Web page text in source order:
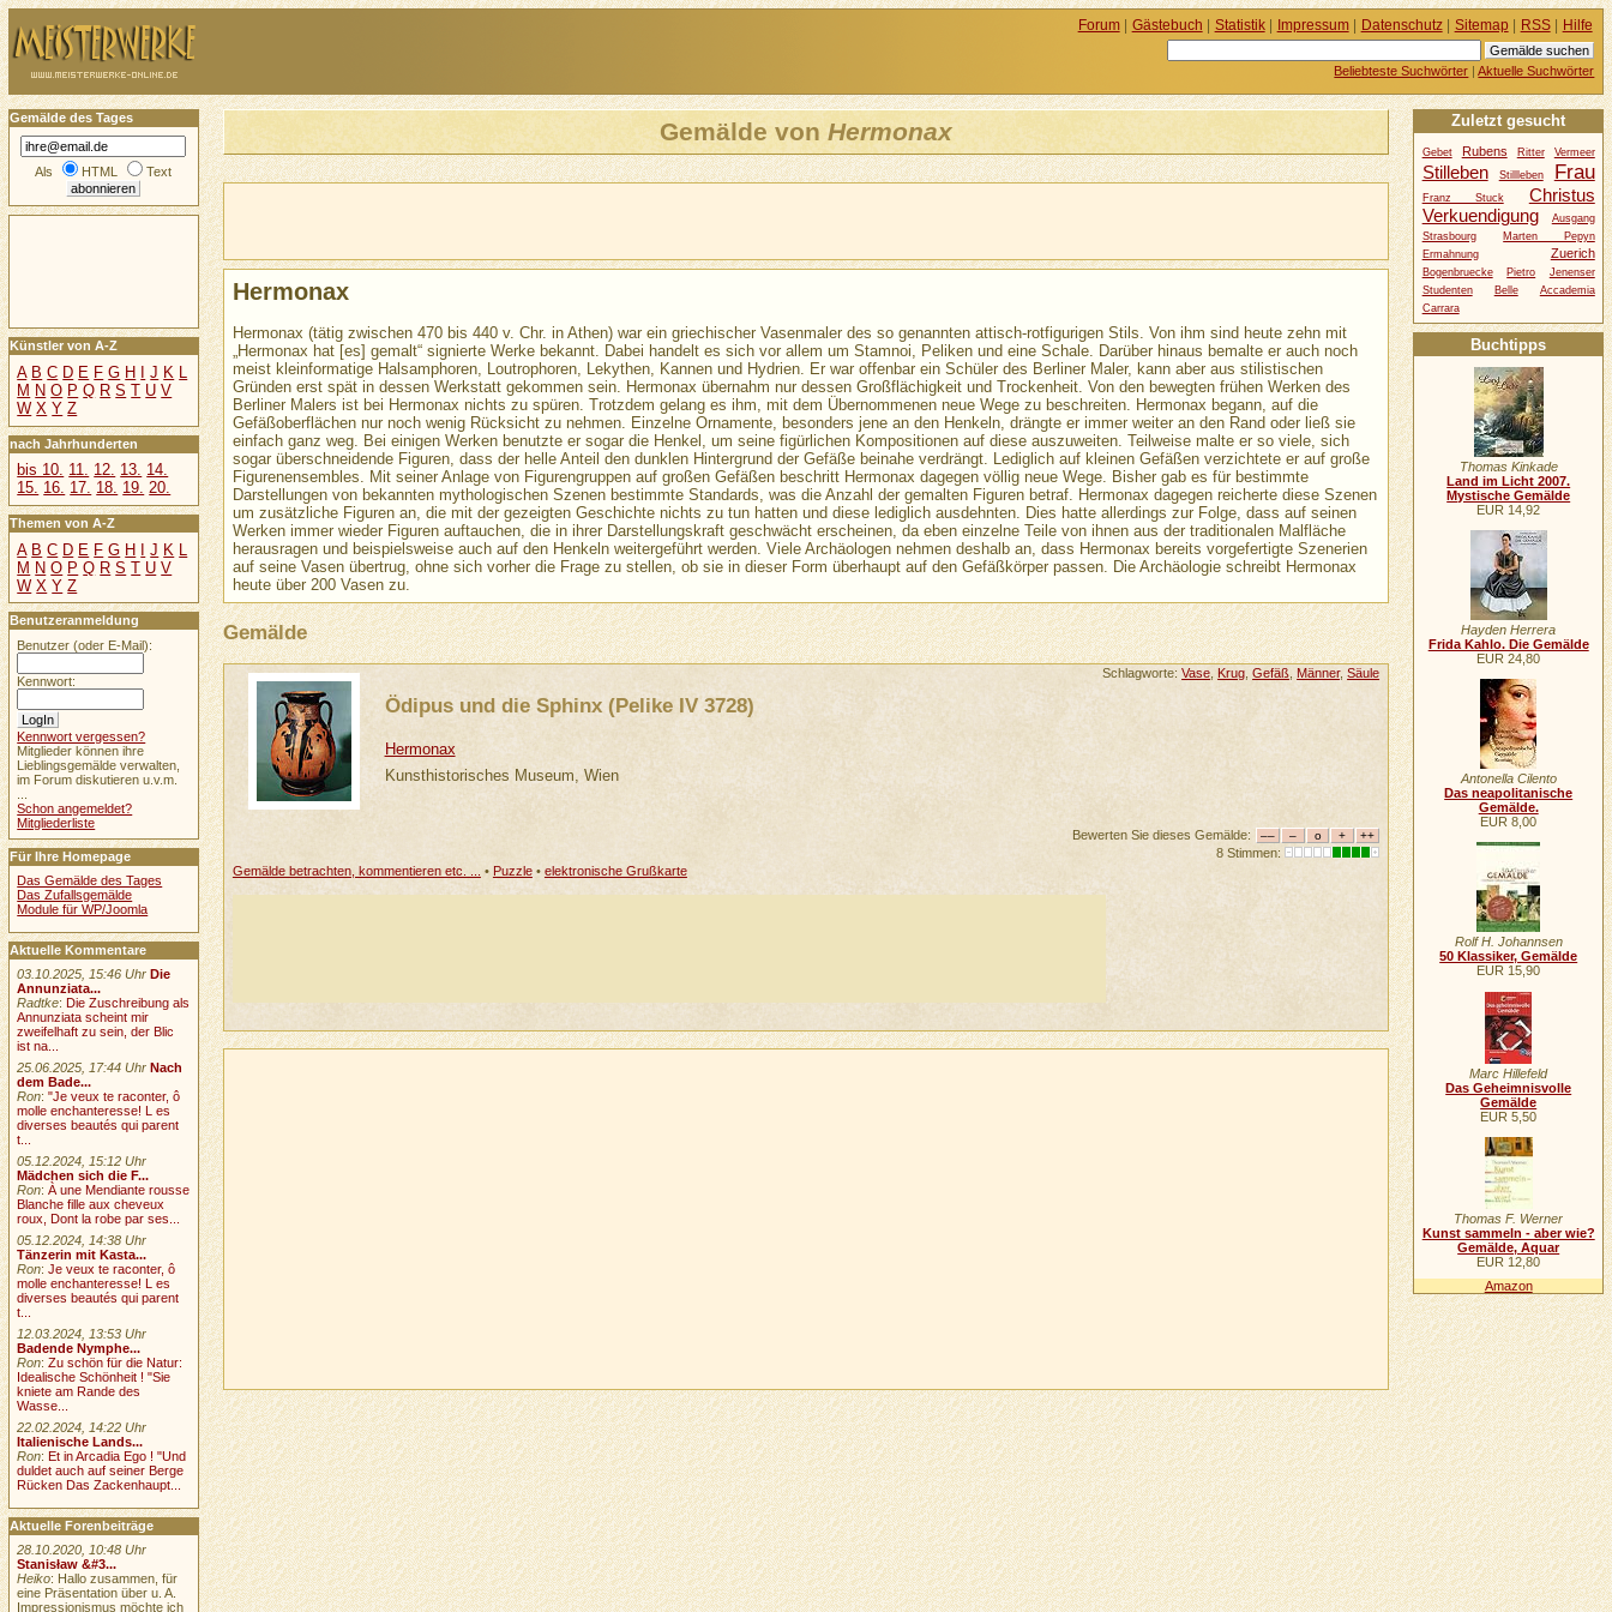
Gemälde von Hermonax
Hermonax
Hermonax (tätig zwischen 470 bis 440 v. Chr. in Athen) war ein griechischer Vasenmaler des so genannten attisch-rotfigurigen Stils. Von ihm sind heute zehn mit
„Hermonax hat [es] gemalt“ signierte Werke bekannt. Dabei handelt es sich vor allem um Stamnoi, Peliken und eine Schale. Darüber hinaus bemalte er auch noch
meist kleinformatige Halsamphoren, Loutrophoren, Lekythen, Kannen und Hydrien. Er war offenbar ein Schüler des Berliner Maler, kann aber aus stilistischen
Gründen erst spät in dessen Werkstatt gekommen sein. Hermonax übernahm nur dessen Großflächigkeit und Trockenheit. Von den bewegten frühen Werken des
Berliner Malers ist bei Hermonax nichts zu spüren. Trotzdem gelang es ihm, mit dem Übernommenen neue Wege zu beschreiten. Hermonax begann, auf die
Gefäßoberflächen nur noch wenig Rücksicht zu nehmen. Einzelne Ornamente, besonders jene an den Henkeln, drängte er immer weiter an den Rand oder ließ sie
einfach ganz weg. Bei einigen Werken benutzte er sogar die Henkel, um seine figürlichen Kompositionen auf diese auszuweiten. Teilweise malte er so viele, sich
sogar überschneidende Figuren, dass der helle Anteil den dunklen Hintergrund der Gefäße beinahe verdrängt. Lediglich auf kleinen Gefäßen verzichtete er auf große
Figurenensembles. Mit seiner Anlage von Figurengruppen auf großen Gefäßen beschritt Hermonax dagegen völlig neue Wege. Bisher gab es für bestimmte
Darstellungen von bekannten mythologischen Szenen bestimmte Standards, was die Anzahl der gemalten Figuren betraf. Hermonax dagegen reicherte diese Szenen
um zusätzliche Figuren an, die mit der gezeigten Geschichte nichts zu tun hatten und diese lediglich ausdehnten. Dies hatte allerdings zur Folge, dass auf seinen
Werken immer wieder Figuren auftauchen, die in ihrer Darstellungskraft geschwächt erscheinen, da eben einzelne Teile von ihnen aus der traditionalen Malfläche
herausragen und beispielsweise auch auf den Henkeln weitergeführt werden. Viele Archäologen nehmen deshalb an, dass Hermonax bereits vorgefertigte Szenerien
auf seine Vasen übertrug, ohne sich vorher die Frage zu stellen, ob sie in dieser Form überhaupt auf den Gefäßkörper passen. Die Archäologie schreibt Hermonax
heute über 200 Vasen zu.
Gemälde
Schlagworte:Vase ,Krug ,Gefäß ,Männer,Säule
Ödipus und die Sphinx (Pelike IV 3728)
Hermonax
Kunsthistorisches Museum, Wien
Bewerten Sie dieses Gemälde:
8 Stimmen:
Gemälde betrachten, kommentieren etc. ...
• Puzzle• elektronische Grußkarte
Gemälde des Tages
Als HTML Text
Künstler von A-Z
A B C D E F G H J K L
M N O P Q R S T U V
W X Y Z
nach Jahrhunderten
bis 10. 11. 12. 13. 14.
15. 16. 17. 18. 19. 20.
Themen von A-Z
A B C D E F G H I J K L
M N O P Q R S T U V
W X Y Z
Benutzeranmeldung
Benutzer (oder E-Mail):
Kennwort:
Kennwort vergessen?
Mitglieder können ihre
Lieblingsgemälde verwalten,
im Forum diskutieren u.v.m.
Schon angemeldet?
Mitgliederliste
Für Ihre Homepage
Das Gemälde des Tages
Das Zufallsgemälde
Module für WP/Joomla
Aktuelle Kommentare
03.10.2025, 15:46 Uhr Die
Annunziata...
Radtke: Die Zuschreibung als
Annunziata scheint mir
zweifelhaft zu sein, der Blic
ist na...
25.06.2025, 17:44 Uhr Nach
dem Bade...
Ron:"Je veux te raconter, ô
molle enchanteresse! L es
diverses beautés qui parent
t...
05.12.2024, 15:12 Uhr
Mädchen sich die F...
Ron:À une Mendiante rousse
Blanche fille aux cheveux
roux, Dont la robe par ses...
05.12.2024, 14:38 Uhr
Tänzerin mit Kasta...
Ron:Je veux te raconter, ô
molle enchanteresse! L es
diverses beautés qui parent
t...
12.03.2024, 13:53 Uhr
Badende Nymphe...
Ron:Zu schön für die Natur:
Idealische Schönheit ! "Sie
kniete am Rande des
Wasse...
22.02.2024, 14:22 Uhr
Italienische Lands...
Ron:Et in Arcadia Ego ! "Und
duldet auch auf seiner Berge
Rücken Das Zackenhaupt...
Aktuelle Forenbeiträge
28.10.2020, 10:48 Uhr
Stanisław &#3...
Heiko: Hallo zusammen, für
eine Präsentation über u. A.
Impressionismus möchte ich
Forum| Gästebuch | Statistik| Impressum| Datenschutz| Sitemap| RSS| Hilfe
Beliebteste Suchwörter |Aktuelle Suchwörter
Zuletzt gesucht
Gebet Rubens Ritter Vermeer
Stilleben Stillleben Frau
Franz Stuck
Christus
Verkuendigung
Ausgang
Strasbourg
Marten Pepyn
Ermahnung
Zuerich
Bogenbruecke Pietro
Jenenser
Studenten
Belle
Accademia
Carrara
Buchtipps
Thomas Kinkade
Land im Licht 2007.
Mystische Gemälde
EUR 14,92
Hayden Herrera
Frida Kahlo. Die Gemälde
EUR 24,80
Antonella Cilento
Das neapolitanische
Gemälde.
EUR 8,00
Rolf H. Johannsen
50 Klassiker, Gemälde
EUR 15,90
Marc Hillefeld
Das Geheimnisvolle
Gemälde
EUR 5,50
Thomas F. Werner
Kunst sammeln - aber wie?
Gemälde, Aquar
EUR 12,80
Amazon